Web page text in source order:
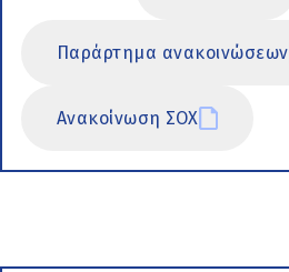
Παράρτημα ανακοινώσεων
Ανακοίνωση ΣΟΧ